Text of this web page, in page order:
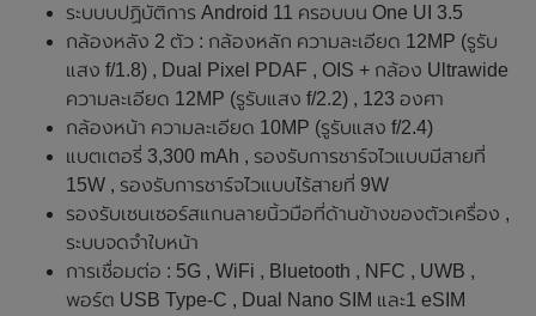
ระบบบปฏิบัติการ Android 11 ครอบบน One UI 3.5
กล้องหลัง 2 ตัว : กล้องหลัก ความละเอียด 12MP (รูรับ
แสง f/1.8) , Dual Pixel PDAF , OIS + กล้อง Ultrawide
ความละเอียด 12MP (รูรับแสง f/2.2) , 123 องศา
กล้องหน้า ความละเอียด 10MP (รูรับแสง f/2.4)
แบตเตอรี่ 3,300 mAh , รองรับการชาร์จไวแบบมีสายที่
15W , รองรับการชาร์จไวแบบไร้สายที่ 9W
รองรับเซนเซอร์สแกนลายนิ้วมือที่ด้านข้างของตัวเครื่อง ,
ระบบจดจำใบหน้า
การเชื่อมต่อ : 5G , WiFi , Bluetooth , NFC , UWB ,
พอร์ต USB Type-C , Dual Nano SIM และ1 eSIM